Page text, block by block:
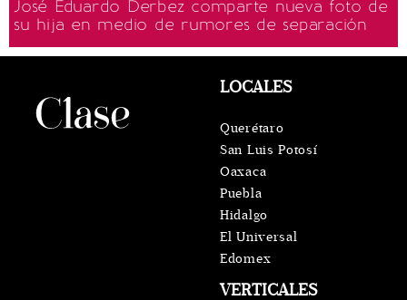
José Eduardo Derbez comparte nueva foto de
su hija en medio de rumores de separación
VERTICALES
LOCALES
Querétaro
San Luis Potosí
Oaxaca
Puebla
Hidalgo
El Universal
Edomex